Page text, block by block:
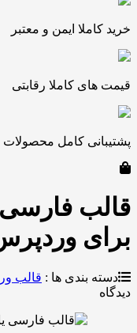
ایمن و معتبر
کاملا رقابتی
کامل محصولات
وردپرس
بندی ها :قالب وردپرس,